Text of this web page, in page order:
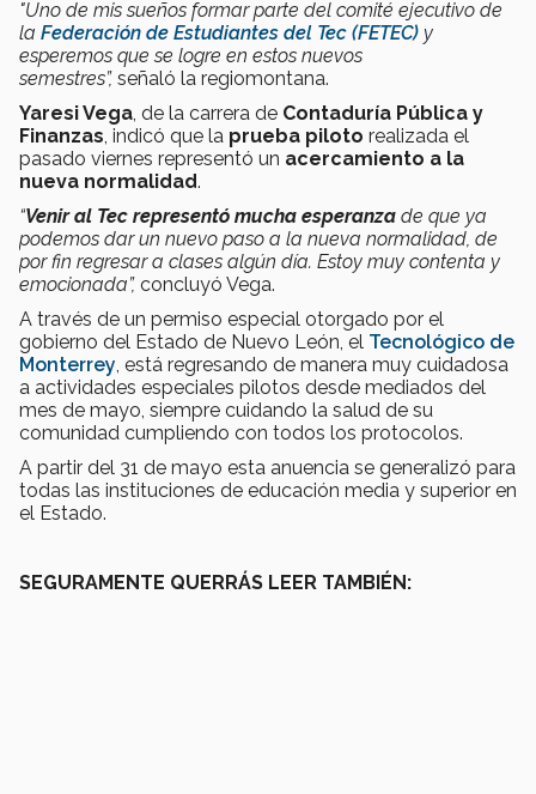
"Uno de mis sueños formar parte del comité ejecutivo de
la Federación de Estudiantes del Tec (FETEC) y
esperemos que se logre en estos nuevos
semestres”, señaló la regiomontana.
Yaresi Vega, de la carrera de Contaduría Pública y
Finanzas, indicó que la prueba piloto realizada el
pasado viernes representó un acercamiento a la
nueva normalidad.
“Venir al Tec representó mucha esperanza de que ya
podemos dar un nuevo paso a la nueva normalidad, de
por fin regresar a clases algún día. Estoy muy contenta y
emocionada”, concluyó Vega.
A través de un permiso especial otorgado por el
gobierno del Estado de Nuevo León, el Tecnológico de
Monterrey, está regresando de manera muy cuidadosa
a actividades especiales pilotos desde mediados del
mes de mayo, siempre cuidando la salud de su
comunidad cumpliendo con todos los protocolos.
A partir del 31 de mayo esta anuencia se generalizó para
todas las instituciones de educación media y superior en
el Estado.
SEGURAMENTE QUERRÁS LEER TAMBIÉN: